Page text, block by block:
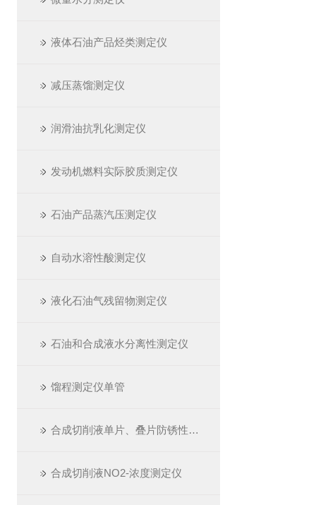
液体石油产品烃类测定仪
减压蒸馏测定仪
润滑油抗乳化测定仪
发动机燃料实际胶质测定仪
石油产品蒸汽压测定仪
自动水溶性酸测定仪
液化石油气残留物测定仪
石油和合成液水分离性测定仪
馏程测定仪单管
合成切削液单片、叠片防锈性测定仪
合成切削液NO2-浓度测定仪